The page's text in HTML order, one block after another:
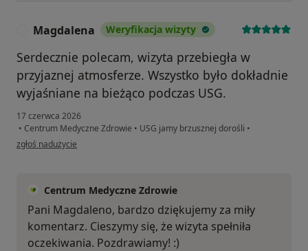
Magdalena Weryfikacja wizyty
Serdecznie polecam, wizyta przebiegła w
przyjaznej atmosferze. Wszystko było dokładnie
wyjaśniane na bieżąco podczas USG.
17 czerwca 2026
• Centrum Medyczne Zdrowie • USG jamy brzusznej dorośli •
w opinii użytkownika Magdalena
zgłoś nadużycie
Centrum Medyczne Zdrowie
Pani Magdaleno, bardzo dziękujemy za miły
komentarz. Cieszymy się, że wizyta spełniła
oczekiwania. Pozdrawiamy! :)